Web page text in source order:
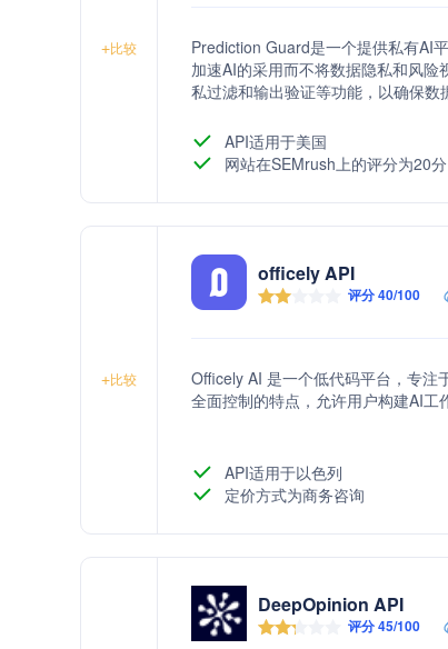
+比较
Prediction Guard是一个提供私有AI
加速AI的采用而不将数据隐私和风
私过滤和输出验证等功能，以确保
API适用于美国
网站在SEMrush上的评分为20分
+比较
officely API
评分 40/100
Officely AI 是一个低代码平台，专注
全面控制的特点，允许用户构建AI工
API适用于以色列
定价方式为商务咨询
DeepOpinion API
评分 45/100